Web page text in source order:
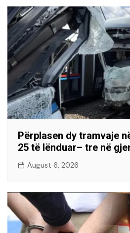
Përplasen dy tramvaje
25 të lënduar– tre në
August 6, 2026